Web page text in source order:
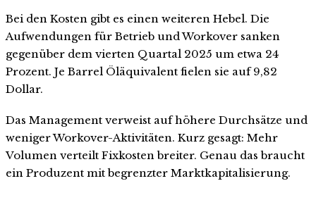
Bei den Kosten gibt es einen weiteren Hebel. Die
Aufwendungen für Betrieb und Workover sanken
gegenüber dem vierten Quartal 2025 um etwa 24
Prozent. Je Barrel Öläquivalent fielen sie auf 9,82
Dollar.
Das Management verweist auf höhere Durchsätze und
weniger Workover-Aktivitäten. Kurz gesagt: Mehr
Volumen verteilt Fixkosten breiter. Genau das braucht
ein Produzent mit begrenzter Marktkapitalisierung.